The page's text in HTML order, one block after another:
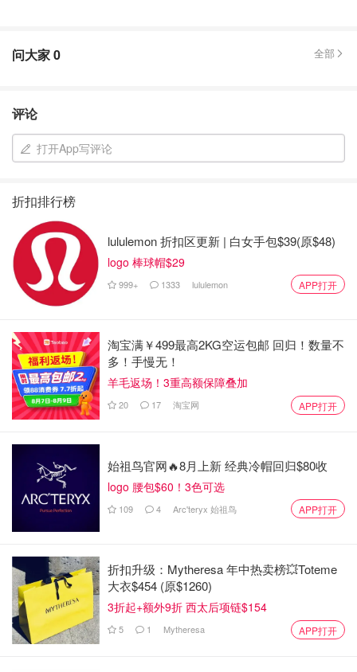
问大家0 全部
评论
打开App写评论
折扣排行榜
lululemon 折扣区更新 | 白女手包$39(原$48)
logo 棒球帽$29
999+ 1333 lululemon APP打开
淘宝满￥499最高2KG空运包邮 回归！数量不
多！手慢无！
羊毛返场！3重高额保障叠加
20 17 淘宝网 APP打开
始祖鸟官网🔥8月上新 经典冷帽回归$80收
logo 腰包$60！3色可选
109 4 Arc'teryx 始祖鸟 APP打开
折扣升级：Mytheresa 年中热卖榜💥Toteme
大衣$454 (原$1260)
3折起+额外9折 西太后项链$154
5 1 Mytheresa APP打开